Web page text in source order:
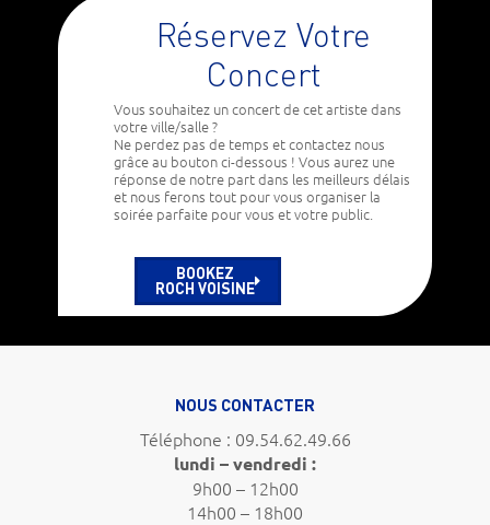
Réservez Votre
Concert
Vous souhaitez un concert de cet artiste dans
votre ville/salle ?
Ne perdez pas de temps et contactez nous
grâce au bouton ci-dessous ! Vous aurez une
réponse de notre part dans les meilleurs délais
et nous ferons tout pour vous organiser la
soirée parfaite pour vous et votre public.
BOOKEZ
ROCH VOISINE
NOUS CONTACTER
Téléphone : 09.54.62.49.66
lundi – vendredi :
9h00 – 12h00
14h00 – 18h00